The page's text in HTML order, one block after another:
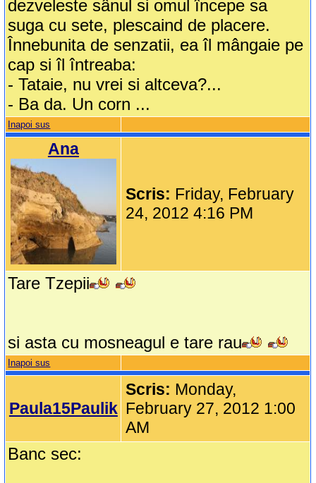
dezveleste sânul si omul începe sa
suga cu sete, plescaind de placere.
Înnebunita de senzatii, ea îl mângaie pe
cap si îl întreaba:
- Tataie, nu vrei si altceva?...
- Ba da. Un corn ...
Inapoi sus
Ana
Scris: Friday, February
24, 2012 4:16 PM
Tare Tzepii
si asta cu mosneagul e tare rau
Inapoi sus
Paula15Paulik
Scris: Monday,
February 27, 2012 1:00
AM
Banc sec: